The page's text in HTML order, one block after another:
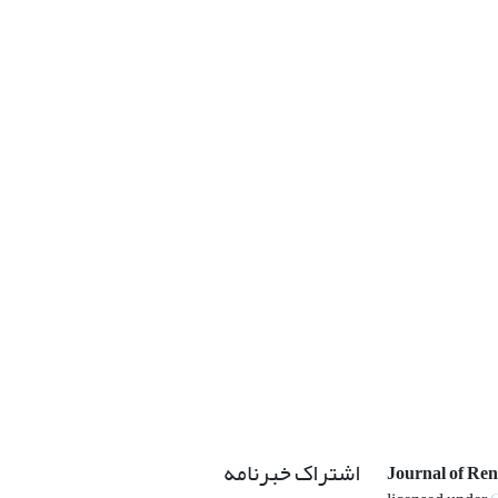
Journal of اشتراک خبرنامه